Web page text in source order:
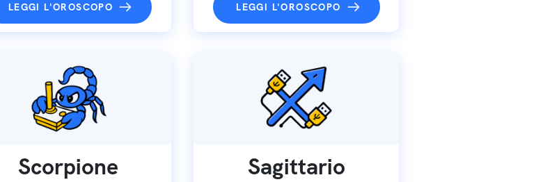
LEGGI L'OROSCOPO LEGGI L'OROSCOPO
Scorpione Sagittario